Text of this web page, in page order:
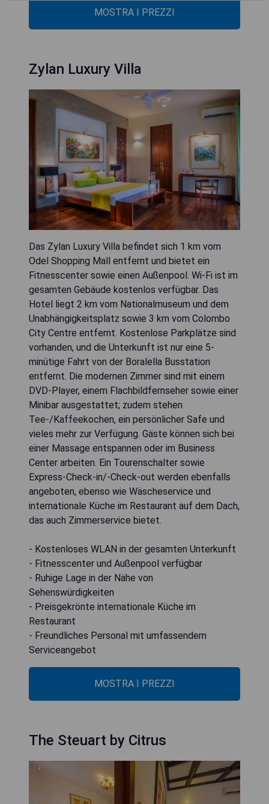
MOSTRA I PREZZI
Zylan Luxury Villa
Das Zylan Luxury Villa befindet sich 1 km vom
Odel Shopping Mall entfernt und bietet ein
Fitnesscenter sowie einen Außenpool. Wi-Fi ist im
gesamten Gebäude kostenlos verfügbar. Das
Hotel liegt 2 km vom Nationalmuseum und dem
Unabhängigkeitsplatz sowie 3 km vom Colombo
City Centre entfernt. Kostenlose Parkplätze sind
vorhanden, und die Unterkunft ist nur eine 5-
minütige Fahrt von der Boralella Busstation
entfernt. Die modernen Zimmer sind mit einem
DVD-Player, einem Flachbildfernseher sowie einer
Minibar ausgestattet; zudem stehen
Tee-/Kaffeekochen, ein persönlicher Safe und
vieles mehr zur Verfügung. Gäste können sich bei
einer Massage entspannen oder im Business
Center arbeiten. Ein Tourenschalter sowie
Express-Check-in/-Check-out werden ebenfalls
angeboten, ebenso wie Wäscheservice und
internationale Küche im Restaurant auf dem Dach,
das auch Zimmerservice bietet.
- Kostenloses WLAN in der gesamten Unterkunft
- Fitnesscenter und Außenpool verfügbar
- Ruhige Lage in der Nähe von
Sehenswürdigkeiten
- Preisgekrönte internationale Küche im
Restaurant
- Freundliches Personal mit umfassendem
Serviceangebot
MOSTRA I PREZZI
The Steuart by Citrus